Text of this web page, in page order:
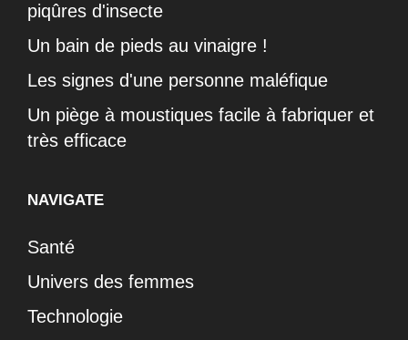
piqûres d'insecte
Un bain de pieds au vinaigre !
Les signes d'une personne maléfique
Un piège à moustiques facile à fabriquer et
très efficace
NAVIGATE
Santé
Univers des femmes
Technologie